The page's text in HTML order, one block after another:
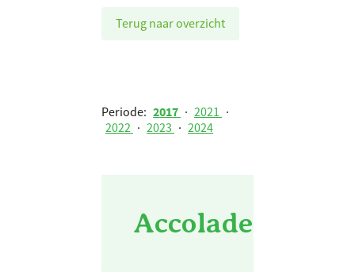
Terug naar overzicht
Periode: 2017 · 2021 ·
2022 · 2023 · 2024